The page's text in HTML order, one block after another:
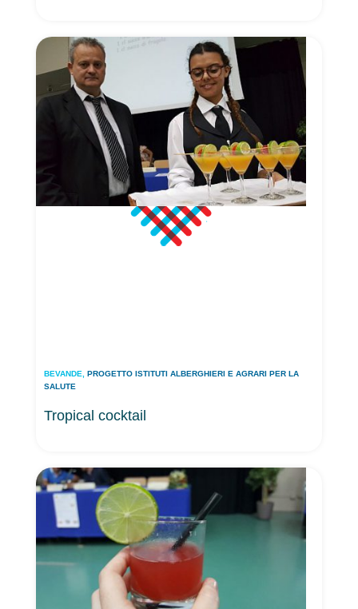
Tropical cocktail
BEVANDE
PROGETTO ISTITUTI ALBERGHIERI E AGRARI PER LA
SALUTE